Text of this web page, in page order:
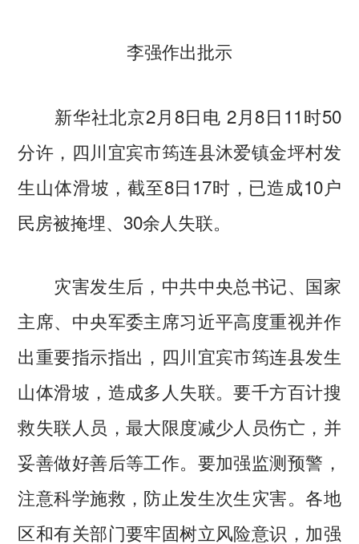
李强作出批示
新华社北京2月8日电 2月8日11时50
分许，四川宜宾市筠连县沐爱镇金坪村发
生山体滑坡，截至8日17时，已造成10户
民房被掩埋、30余人失联。
灾害发生后，中共中央总书记、国家
主席、中央军委主席习近平高度重视并作
出重要指示指出，四川宜宾市筠连县发生
山体滑坡，造成多人失联。要千方百计搜
救失联人员，最大限度减少人员伤亡，并
妥善做好善后等工作。要加强监测预警，
注意科学施救，防止发生次生灾害。各地
区和有关部门要牢固树立风险意识，加强